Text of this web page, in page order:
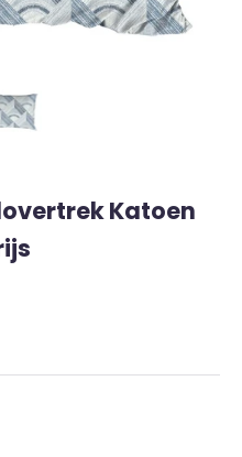
Katoen